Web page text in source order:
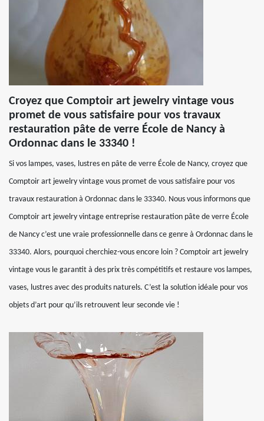
Croyez que Comptoir art jewelry vintage vous
promet de vous satisfaire pour vos travaux
restauration pâte de verre École de Nancy à
Ordonnac dans le 33340 !
Si vos lampes, vases, lustres en pâte de verre École de Nancy, croyez que
Comptoir art jewelry vintage vous promet de vous satisfaire pour vos
travaux restauration à Ordonnac dans le 33340. Nous vous informons que
Comptoir art jewelry vintage entreprise restauration pâte de verre École
de Nancy c’est une vraie professionnelle dans ce genre à Ordonnac dans le
33340. Alors, pourquoi cherchiez-vous encore loin ? Comptoir art jewelry
vintage vous le garantit à des prix très compétitifs et restaure vos lampes,
vases, lustres avec des produits naturels. C’est la solution idéale pour vos
objets d’art pour qu’ils retrouvent leur seconde vie !